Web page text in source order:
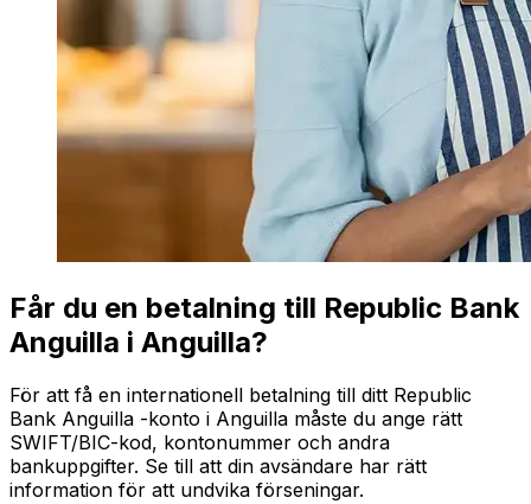
Får du en betalning till Republic Bank
Anguilla i Anguilla?
För att få en internationell betalning till ditt Republic
Bank Anguilla -konto i Anguilla måste du ange rätt
SWIFT/BIC-kod, kontonummer och andra
bankuppgifter. Se till att din avsändare har rätt
information för att undvika förseningar.